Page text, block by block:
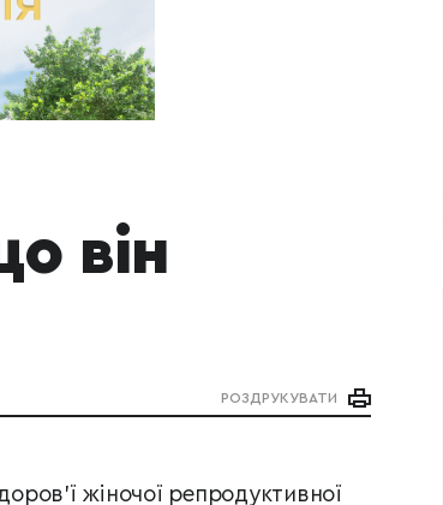
він
РОЗДРУКУВАТИ
жіночої репродуктивної